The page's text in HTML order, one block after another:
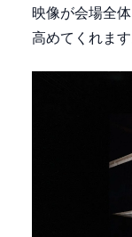
映像が会場全
高めてくれます